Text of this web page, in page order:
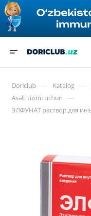
Doriclub — Katalog —
Asab tizimi uchun —
ЭЛФУНАТ раствор для